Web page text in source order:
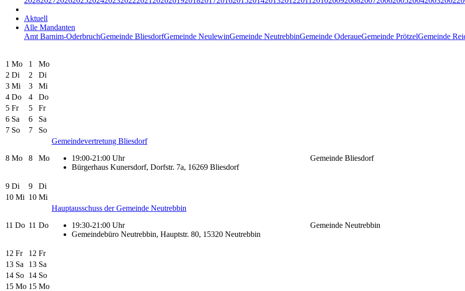
Aktuell
Alle Mandanten
Amt Barnim-OderbruchGemeinde BliesdorfGemeinde NeulewinGemeinde NeutrebbinGemeinde OderaueGemeinde PrötzelGemeinde
1 Mo 1
Mo
2 Di 2
Di
3 Mi 3
Mi
4 Do 4
Do
5 Fr 5
Fr
6 Sa 6
Sa
7 So 7 So
8 Mo 8 Mo
Gemeindevertretung Bliesdorf
19:00-21:00 Uhr
Bürgerhaus Kunersdorf, Dorfstr. 7a, 16269 Bliesdorf
Gemeinde Bliesdorf
9 Di 9
Di
10 Mi 10 Mi
11 Do 11 Do
Hauptausschuss der Gemeinde Neutrebbin
19:30-21:00 Uhr
Gemeindebüro Neutrebbin, Hauptstr. 80, 15320 Neutrebbin
Gemeinde Neutrebbin
12 Fr 12 Fr
13 Sa 13 Sa
14 So 14 So
15 Mo 15 Mo